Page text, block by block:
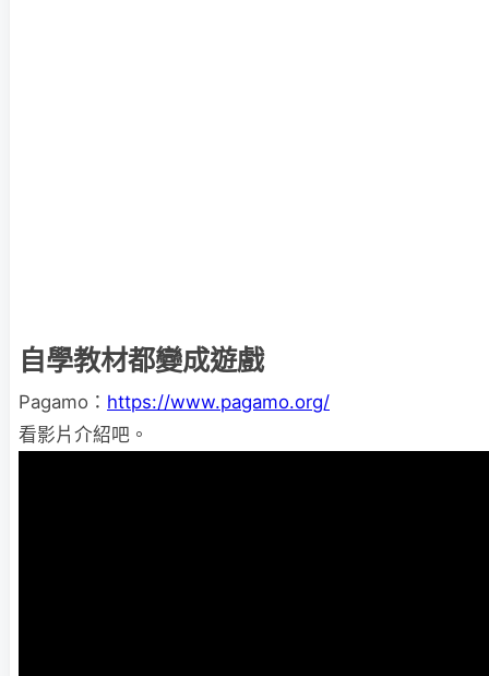
自學教材都變成遊戲
Pagamo： https://www.pagamo.org/
看影片介紹吧。